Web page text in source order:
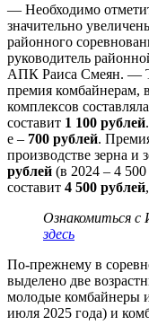
— Необходимо
значительно
районного
руководитель
АПК Раиса Смеян. —
премия комбайнерам,
комплексов
составит 1 100 рублей
е – 700 рублей.
производстве зерна и
рублей (в 2024 – 4
составит 4 500 рублей
Ознакомиться
здесь
По-прежнему в
выделено две
молодые комбайнеры и
июля 2025 года) и